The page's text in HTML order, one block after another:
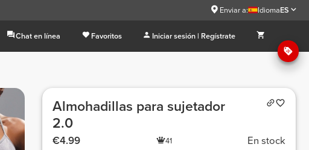
Enviar a: IdiomaES
Chat en línea Favoritos Iniciar sesión | Regístrate
Almohadillas para sujetador
2.0
€4.99 41 En stock